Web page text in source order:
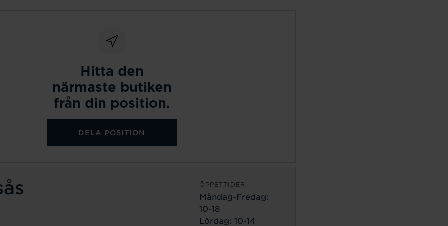
Hitta den
närmaste butiken
från din position.
DELA POSITION
ÖPPETTIDER
Måndag-Fredag:
10-18
Lördag: 10-14